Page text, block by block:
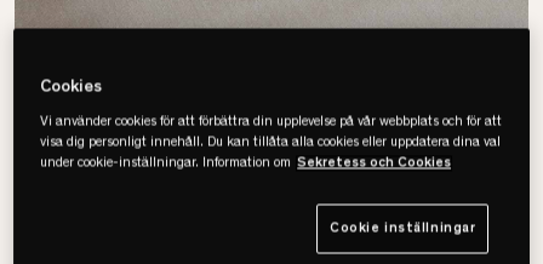
Cookies
Vi använder cookies för att förbättra din upplevelse på vår webbplats och för att
visa dig personligt innehåll. Du kan tillåta alla cookies eller uppdatera dina val
under cookie-inställningar. Information om Sekretess och Cookies
Cookie inställningar